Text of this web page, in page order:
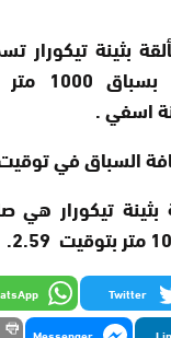
بثينة تيكورار
،وذلك
اسفي .
في توقيت
تيكورار هي
Twitter